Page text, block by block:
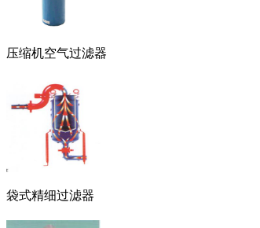
压缩机空气过滤器
袋式精细过滤器